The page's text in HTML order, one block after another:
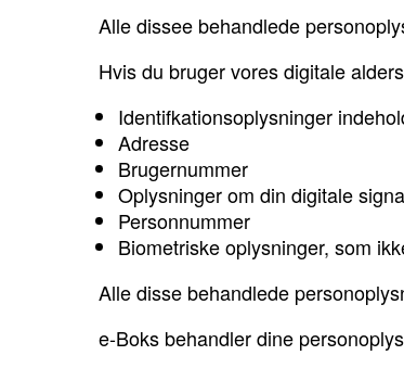
Alle dissee behandlede
Hvis du bruger vores digitale
Identifkationsoplysninger
Adresse
Brugernummer
Oplysninger om din digitale
Personnummer
Biometriske oplysninger, som
Alle disse behandlede
e-Boks behandler dine